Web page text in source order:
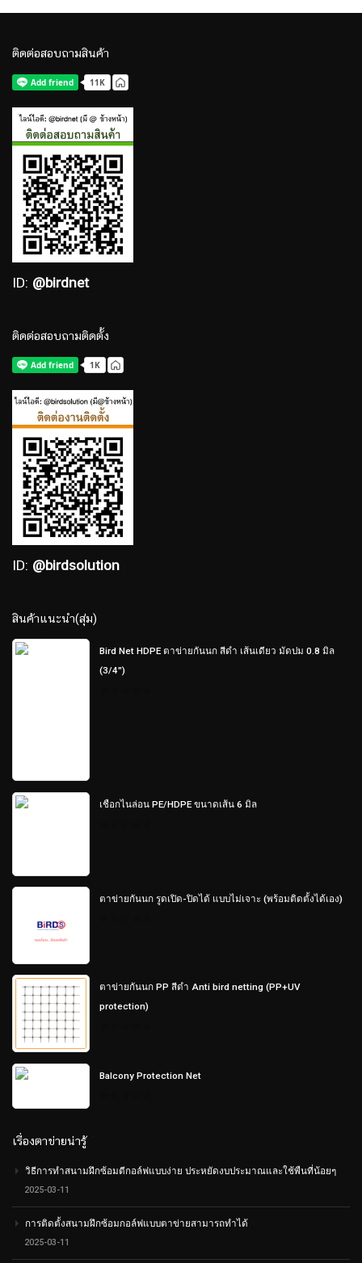
ติดต่อสอบถามสินค้า
ID: @birdnet
ติดต่อสอบถามติดตั้ง
ID: @birdsolution
สินค้าแนะนำ(สุ่ม)
Bird Net HDPE ตาข่ายกันนก สีดำ เส้นเดียว มัดปม 0.8 มิล
(3/4")
เชือกไนล่อน PE/HDPE ขนาดเส้น 6 มิล
ตาข่ายกันนก รูดเปิด-ปิดได้ แบบไม่เจาะ (พร้อมติดตั้งได้เอง)
ตาข่ายกันนก PP สีดำ Anti bird netting (PP+UV
protection)
Balcony Protection Net
เรื่องตาข่ายน่ารู้
วิธีการทำสนามฝึกซ้อมตีกอล์ฟแบบง่าย ประหยัดงบประมาณและใช้พืนที่น้อยๆ
2025-03-11
การติดตั้งสนามฝึกซ้อมกอล์ฟแบบตาข่ายสามารถทำได้
2025-03-11